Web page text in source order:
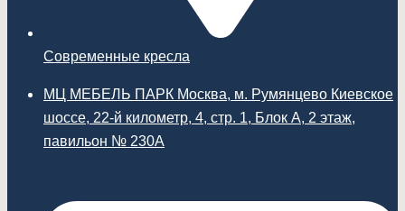
Современные кресла
МЦ МЕБЕЛЬ ПАРК Москва, м. Румянцево Киевское
шоссе, 22-й километр, 4, стр. 1, Блок А, 2 этаж,
павильон № 230А